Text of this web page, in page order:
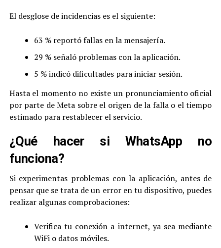
El desglose de incidencias es el siguiente:
63 % reportó fallas en la mensajería.
29 % señaló problemas con la aplicación.
5 % indicó dificultades para iniciar sesión.
Hasta el momento no existe un pronunciamiento oficial
por parte de Meta sobre el origen de la falla o el tiempo
estimado para restablecer el servicio.
¿Qué hacer si WhatsApp no
funciona?
Si experimentas problemas con la aplicación, antes de
pensar que se trata de un error en tu dispositivo, puedes
realizar algunas comprobaciones:
Verifica tu conexión a internet, ya sea mediante
WiFi o datos móviles.